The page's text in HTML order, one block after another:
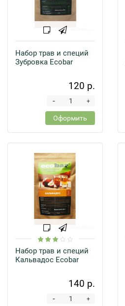
Набор трав и специй
Зубровка Ecobar
120 р.
+
-
Оформить
Набор трав и специй
Кальвадос Ecobar
140 р.
+
-